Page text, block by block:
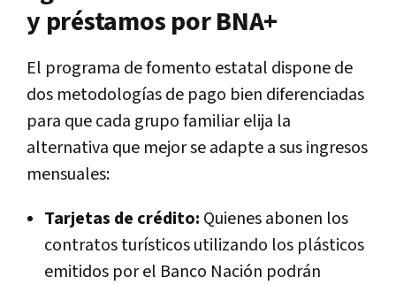
y préstamos por BNA+
El programa de fomento estatal dispone de
dos metodologías de pago bien diferenciadas
para que cada grupo familiar elija la
alternativa que mejor se adapte a sus ingresos
mensuales:
Tarjetas de crédito: Quienes abonen los
contratos turísticos utilizando los plásticos
emitidos por el Banco Nación podrán